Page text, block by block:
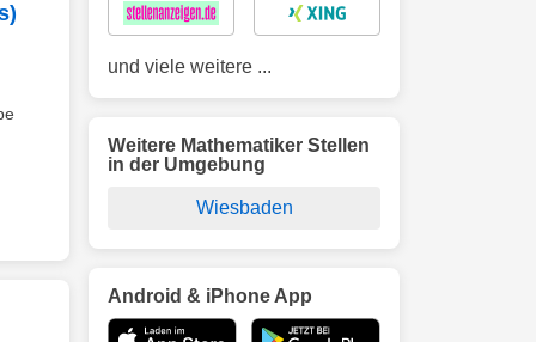
und viele weitere ...
Weitere Mathematiker Stellen
in der Umgebung
Wiesbaden
Android & iPhone App